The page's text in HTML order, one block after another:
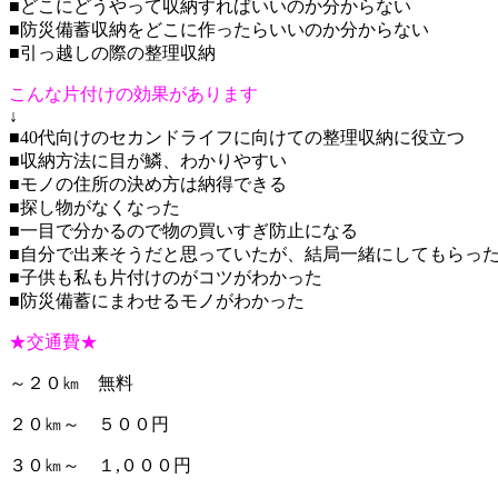
■どこにどうやって収納すればいいのか分からない
■防災備蓄収納をどこに作ったらいいのか分からない
■引っ越しの際の整理収納
こんな片付けの効果があります
↓
■40代向けのセカンドライフに向けての整理収納に役立つ
■収納方法に目が鱗、わかりやすい
■モノの住所の決め方は納得できる
■探し物がなくなった
■一目で分かるので物の買いすぎ防止になる
■自分で出来そうだと思っていたが、結局一緒にしてもらっ
■子供も私も片付けのがコツがわかった
■防災備蓄にまわせるモノがわかった
★交通費★
～２０㎞ 無料
２０㎞～ ５００円
３０㎞～ １,０００円